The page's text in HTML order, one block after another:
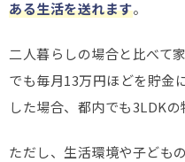
ある生活を送れます。
二人暮らしの場合と比べて
でも毎月13万円ほどを貯金
した場合、都内でも3LDKの
ただし、生活環境や子ども